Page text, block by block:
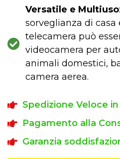
Versatile e Multiuso
sorveglianza di
telecamera può
videocamera per
animali domestici,
camera aerea.
Spedizione Veloce
Pagamento alla
Garanzia